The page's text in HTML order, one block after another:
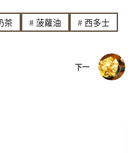
茶 # 菠蘿油 # 西多士
下一